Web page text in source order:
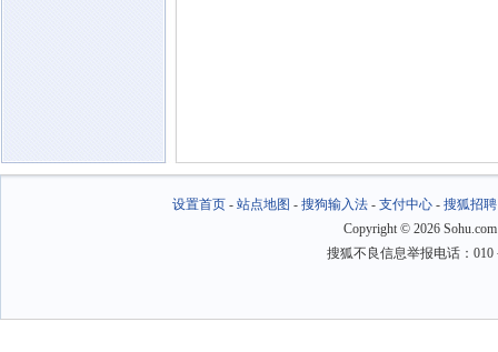
设置首页- 站点地图 - 搜狗输入法- 支付中心- 搜狐招聘
Copyright © 2026
搜狐不良信息举报电话：010